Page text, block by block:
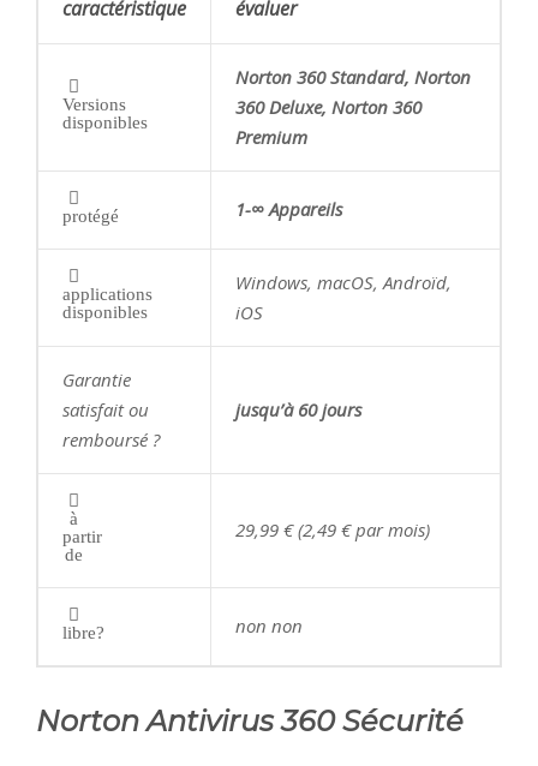
caractéristique évaluer
Versions
disponibles
Norton 360 Standard, Norton
360 Deluxe, Norton 360
Premium
protégé 1-∞ Appareils
applications
disponibles
Windows, macOS, Androïd,
iOS
Garantie
satisfait ou
remboursé ?
jusqu’à 60 jours
à
partir
de
29,99 € (2,49 € par mois)
libre? non non
Norton Antivirus 360 Sécurité